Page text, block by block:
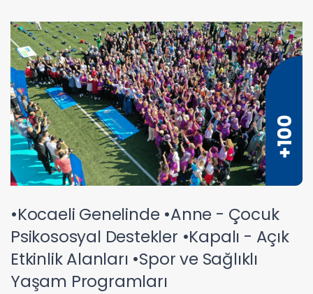
•Kocaeli Genelinde •Anne - Çocuk
Psikososyal Destekler •Kapalı - Açık
Etkinlik Alanları •Spor ve Sağlıklı
Yaşam Programları